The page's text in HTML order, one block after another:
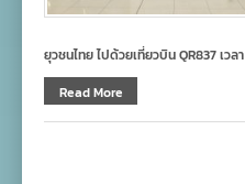
ยุวชนไทย ไปด้วยเที่ยวบิน QR837 เวลา
Read More